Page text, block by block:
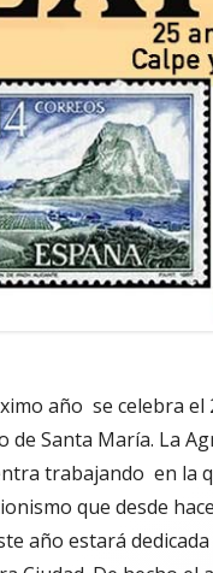
año se celebra
de Santa María. La
trabajando en la
que desde
año estará